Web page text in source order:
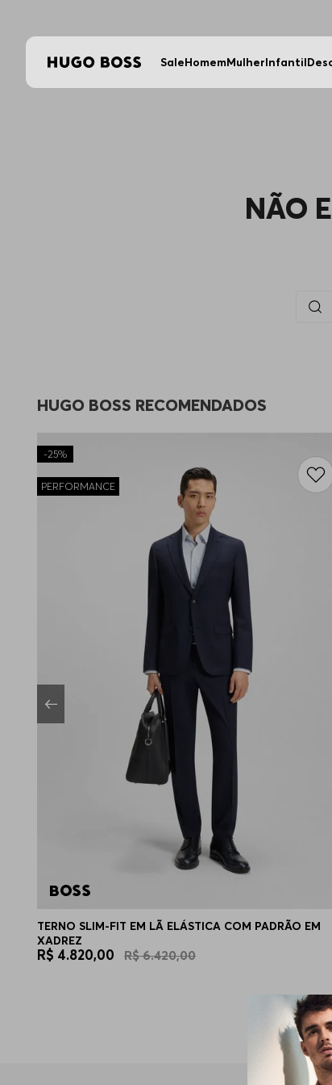
SaleHomemMulherInfantil
NÃO
O
HUGO BOSS RECOMENDADOS
-25%
PERFORMANCE
TERNO SLIM-FIT EM LÃ ELÁSTICA COM PADRÃO EM
XADREZ
R$ 4.820,00 R$ 6.420,00